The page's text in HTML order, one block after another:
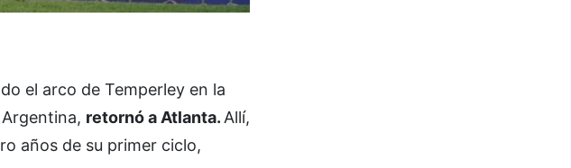
el arco de Temperley en la
retornó a Atlanta. Allí,
años de su primer ciclo,